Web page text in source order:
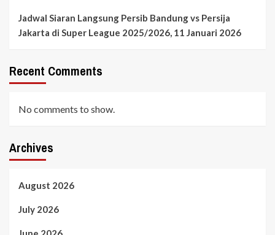
Jadwal Siaran Langsung Persib Bandung vs Persija
Jakarta di Super League 2025/2026, 11 Januari 2026
Recent Comments
No comments to show.
Archives
August 2026
July 2026